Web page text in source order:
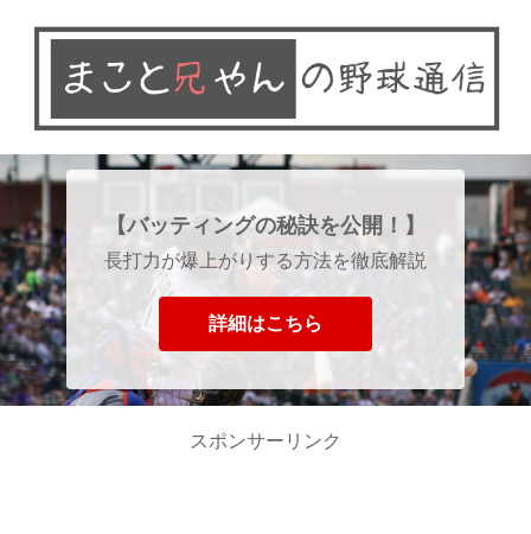
【バッティングの秘訣を公開！】
長打力が爆上がりする方法を徹底解説
詳細はこちら
スポンサーリンク